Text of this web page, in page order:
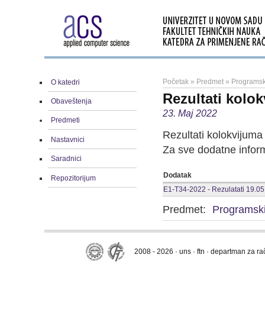
O katedri
Obaveštenja
Predmeti
Nastavnici
Saradnici
Repozitorijum
Početak » Predmet »
Rezultati
23. Maj 2022
Rezultati
Za sve dodatne
Dodatak
E1-T34-2022 - Rezulatati
Predmet:
2008 - 2026 · uns · ftn · departman za